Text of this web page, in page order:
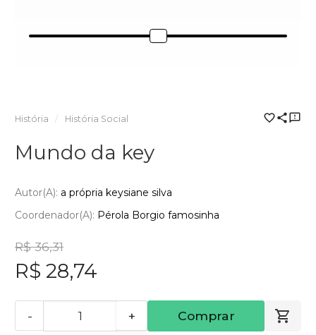
História História Social
Mundo da key
Autor(a): a própria keysiane silva
Coordenador(a): Pérola Borgio famosinha
R$ 36,31
R$ 28,74
- + Comprar